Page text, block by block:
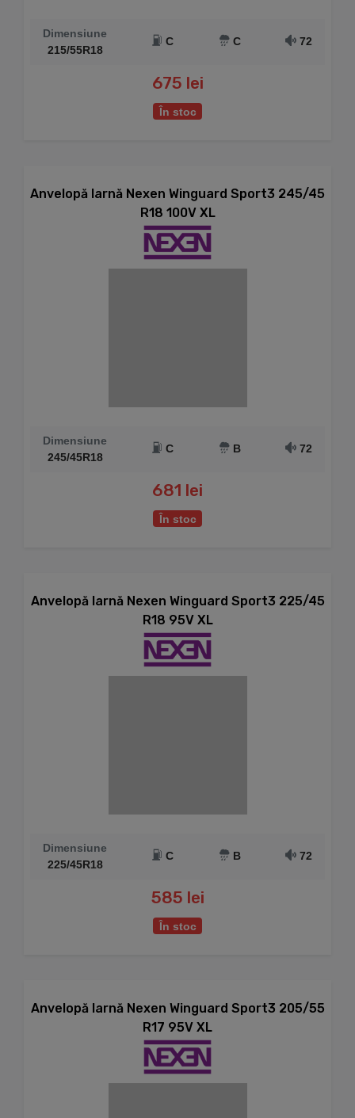
Dimensiune
215/55R18
C C 72
675 lei
În stoc
Anvelopă Iarnă Nexen Winguard Sport3 245/45
R18 100V XL
Dimensiune
245/45R18
C B 72
681 lei
În stoc
Anvelopă Iarnă Nexen Winguard Sport3 225/45
R18 95V XL
Dimensiune
225/45R18
C B 72
585 lei
În stoc
Anvelopă Iarnă Nexen Winguard Sport3 205/55
R17 95V XL